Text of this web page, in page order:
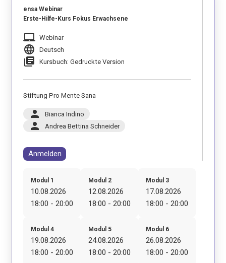
ensa Webinar
Erste-Hilfe-Kurs Fokus Erwachsene
laptop_mac Webinar
language Deutsch
library_books Kursbuch: Gedruckte Version
Stiftung Pro Mente Sana
person Bianca Indino
person Andrea Bettina Schneider
Anmelden
Modul 1
10.08.2026
18:00 - 20:00
Modul 2
12.08.2026
18:00 - 20:00
Modul 3
17.08.2026
18:00 - 20:00
Modul 4
19.08.2026
18:00 - 20:00
Modul 5
24.08.2026
18:00 - 20:00
Modul 6
26.08.2026
18:00 - 20:00